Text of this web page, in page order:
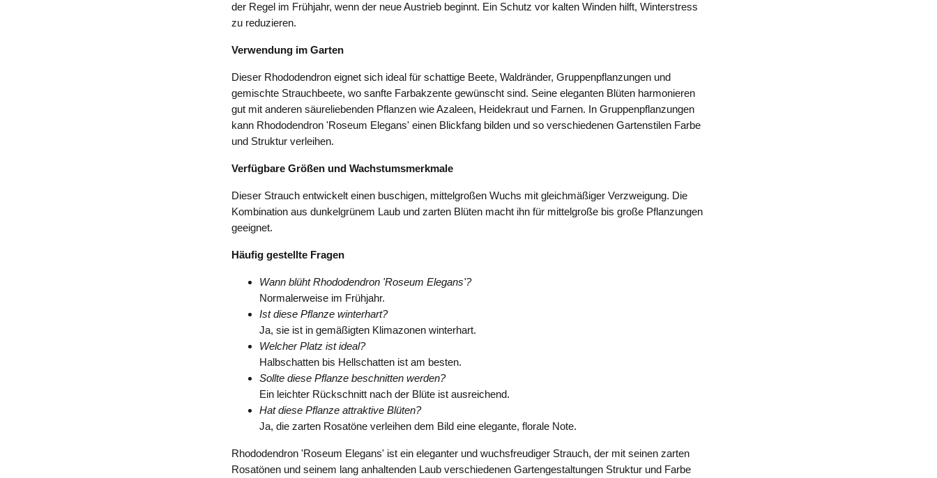
der Regel im Frühjahr, wenn der neue Austrieb beginnt. Ein Schutz vor kalten Winden hilft, Winterstress
zu reduzieren.
Verwendung im Garten
Dieser Rhododendron eignet sich ideal für schattige Beete, Waldränder, Gruppenpflanzungen und
gemischte Strauchbeete, wo sanfte Farbakzente gewünscht sind. Seine eleganten Blüten harmonieren
gut mit anderen säureliebenden Pflanzen wie Azaleen, Heidekraut und Farnen. In Gruppenpflanzungen
kann Rhododendron 'Roseum Elegans' einen Blickfang bilden und so verschiedenen Gartenstilen Farbe
und Struktur verleihen.
Verfügbare Größen und Wachstumsmerkmale
Dieser Strauch entwickelt einen buschigen, mittelgroßen Wuchs mit gleichmäßiger Verzweigung. Die
Kombination aus dunkelgrünem Laub und zarten Blüten macht ihn für mittelgroße bis große Pflanzungen
geeignet.
Häufig gestellte Fragen
Wann blüht Rhododendron 'Roseum Elegans'?
Normalerweise im Frühjahr.
Ist diese Pflanze winterhart?
Ja, sie ist in gemäßigten Klimazonen winterhart.
Welcher Platz ist ideal?
Halbschatten bis Hellschatten ist am besten.
Sollte diese Pflanze beschnitten werden?
Ein leichter Rückschnitt nach der Blüte ist ausreichend.
Hat diese Pflanze attraktive Blüten?
Ja, die zarten Rosatöne verleihen dem Bild eine elegante, florale Note.
Rhododendron 'Roseum Elegans' ist ein eleganter und wuchsfreudiger Strauch, der mit seinen zarten
Rosatönen und seinem lang anhaltenden Laub verschiedenen Gartengestaltungen Struktur und Farbe